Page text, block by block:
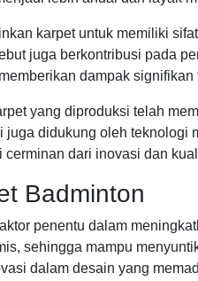
karpet untuk memiliki
juga berkontribusi pada
dampak
yang diproduksi telah
didukung oleh
dari inovasi dan
Badminton
penentu dalam
sehingga mampu
dalam desain yang